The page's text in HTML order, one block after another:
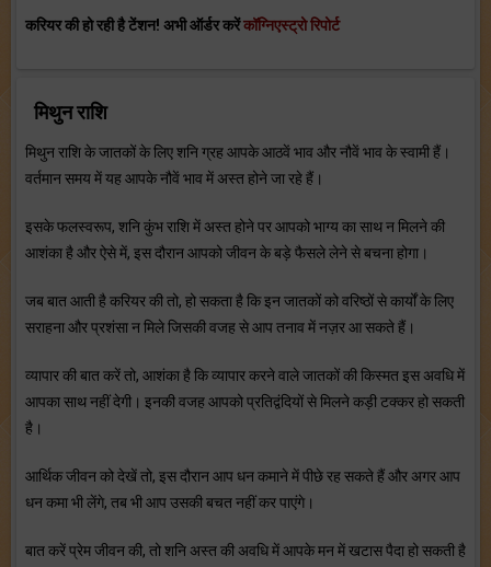
करियर की हो रही है टेंशन! अभी ऑर्डर करेंकॉग्निएस्ट्रो रिपोर्ट
मिथुन राशि
मिथुन राशि के जातकों के लिए शनि ग्रह आपके आठवें भाव और नौवें भाव के स्वामी हैं।
वर्तमान समय में यह आपके नौवें भाव में अस्त होने जा रहे हैं।
इसके फलस्वरूप, शनि कुंभ राशि में अस्त होने पर आपको भाग्य का साथ न मिलने की
आशंका है और ऐसे में, इस दौरान आपको जीवन के बड़े फैसले लेने से बचना होगा।
जब बात आती है करियर की तो, हो सकता है कि इन जातकों को वरिष्ठों से कार्यों के लिए
सराहना और प्रशंसा न मिले जिसकी वजह से आप तनाव में नज़र आ सकते हैं।
व्यापार की बात करें तो, आशंका है कि व्यापार करने वाले जातकों की किस्मत इस अवधि में
आपका साथ नहीं देगी। इनकी वजह आपको प्रतिद्वंदियों से मिलने कड़ी टक्कर हो सकती
है।
आर्थिक जीवन को देखें तो, इस दौरान आप धन कमाने में पीछे रह सकते हैं और अगर आप
धन कमा भी लेंगे, तब भी आप उसकी बचत नहीं कर पाएंगे।
बात करें प्रेम जीवन की, तो शनि अस्त की अवधि में आपके मन में खटास पैदा हो सकती है